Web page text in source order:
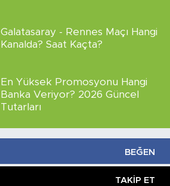
Galatasaray - Rennes Maçı Hangi
Kanalda? Saat Kaçta?
En Yüksek Promosyonu Hangi
Banka Veriyor? 2026 Güncel
Tutarları
BEĞEN
TAKIP ET